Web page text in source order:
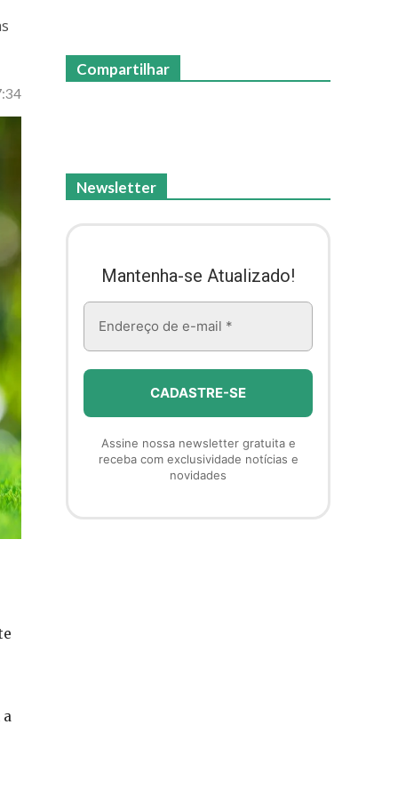
a
Compartilhar
Newsletter
Mantenha-se Atualizado!
Assine nossa newsletter gratuita e
receba com exclusividade notícias e
novidades